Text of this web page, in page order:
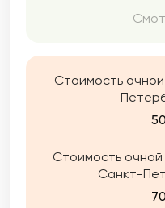
ДПДГ
ориентированная
(био-энерго-
терапия. Эти
блоками, помогая
трудностей.
Стоимость
Стоимость очной
Санкт-